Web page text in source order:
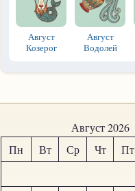
Август
Козерог
Август
Водолей
Август 2026
Пн
Вт Ср Чт Пт